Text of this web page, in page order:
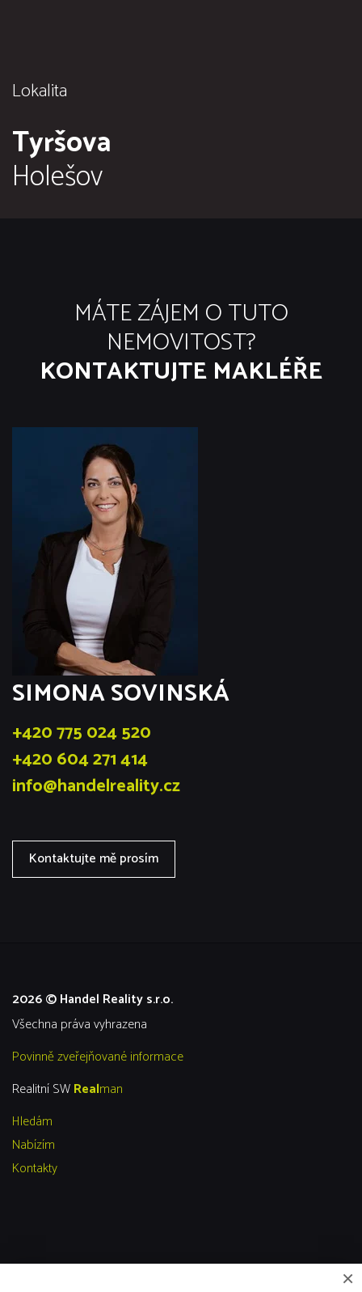
Lokalita
Tyršova
Holešov
MÁTE ZÁJEM O TUTO
NEMOVITOST?
KONTAKTUJTE MAKLÉŘE
SIMONA SOVINSKÁ
+420 775 024 520
+420 604 271 414
info@handelreality.cz
Kontaktujte mě prosím
2026 © Handel Reality s.r.o.
všechna práva vyhrazena
Povinně zveřejňované informace
Realitní SWRealman
Hledám
Nabízím
Kontakty
×